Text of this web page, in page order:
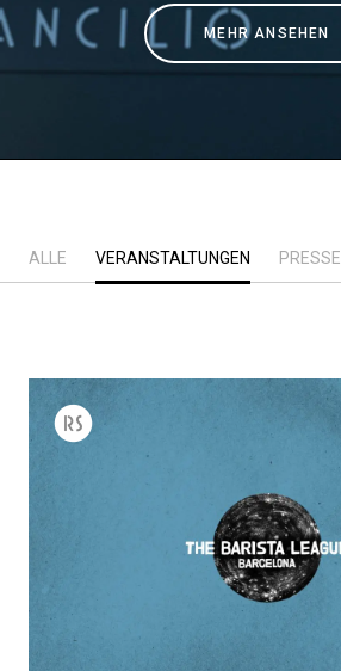
MEHR ANSEHEN
ALLE VERANSTALTUNGEN PRESSE
Nachrichten
Nachhaltigkeit
Kontaktieren Sie uns